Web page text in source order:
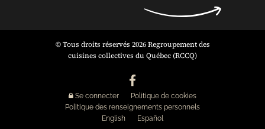
© Tous droits réservés 2026 Regroupement des
cuisines collectives du Québec (RCCQ)
Se connecter
Politique de cookies
Politique des renseignements personnels
English
Español